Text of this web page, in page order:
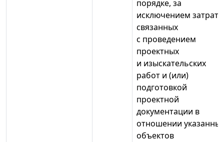
порядке, за
исключением затрат,
связанных
с проведением
проектных
и изыскательских
работ и (или)
подготовкой
проектной
документации в
отношении
объектов